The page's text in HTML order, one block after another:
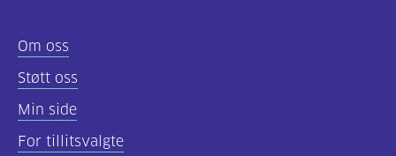
Om oss
Støtt oss
Min side
For tillitsvalgte